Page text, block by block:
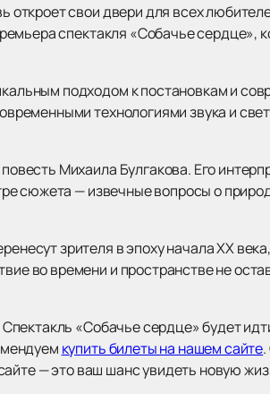
свои двери для всех
спектакля «Собачье сердце»,
подходом к постановкам и
технологиями звука и
Михаила Булгакова. Его
сюжета — извечные вопросы о
зрителя в эпоху начала XX
во времени и пространстве не
«Собачье сердце» будет
купить билеты на нашем сайте
— это ваш шанс увидеть новую